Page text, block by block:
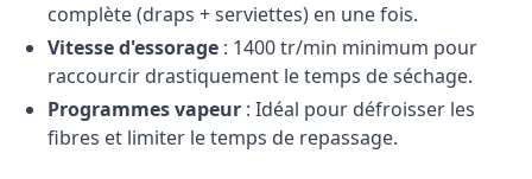
complète (draps + serviettes) en une fois.
Vitesse d'essorage : 1400 tr/min minimum pour
raccourcir drastiquement le temps de séchage.
Programmes vapeur : Idéal pour défroisser les
fibres et limiter le temps de repassage.